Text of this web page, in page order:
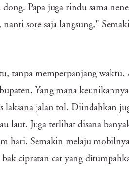
Papa juga rindu sama
nanti sore saja langsung,"
tanpa memperpanjang waktu.
Yang mana
laksana jalan tol. Diindahkan
laut. Juga terlihat disana
hari. Semakin melaju
cipratan cat yang